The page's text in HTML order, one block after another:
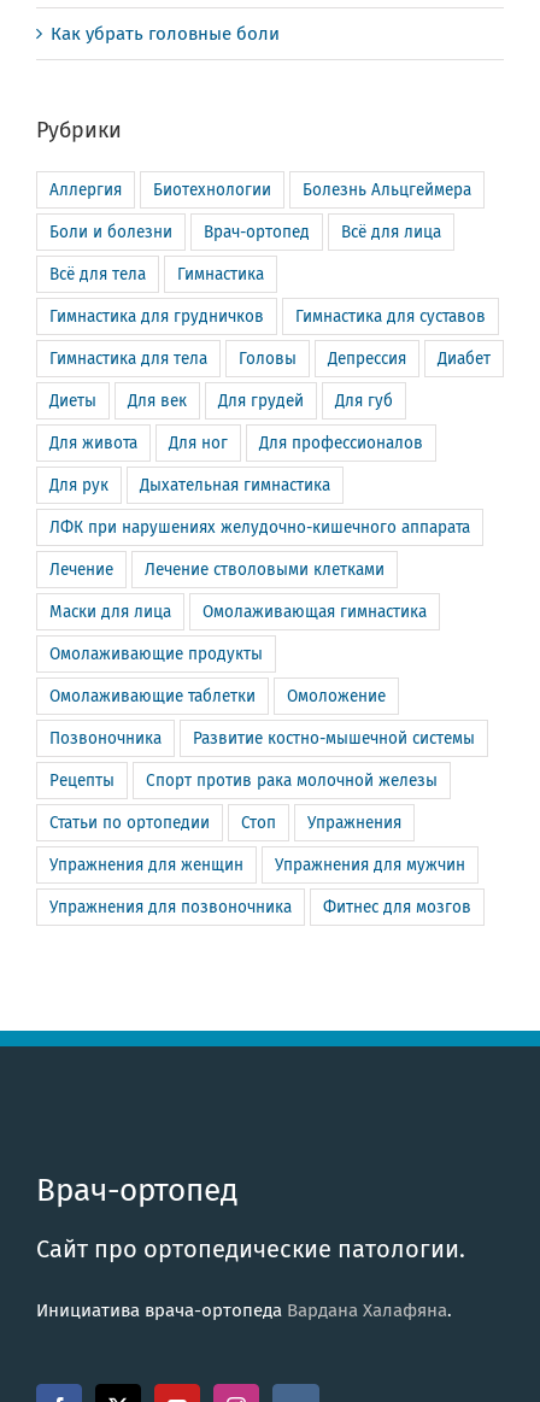
Как убрать головные боли
Рубрики
Аллергия Биотехнологии Болезнь Альцгеймера
Боли и болезни Врач-ортопед Всё для лица
Всё для тела Гимнастика
Гимнастика для грудничков Гимнастика для суставов
Гимнастика для тела Головы Депрессия Диабет
Диеты Для век Для грудей Для губ
Для живота Для ног Для профессионалов
Для рук Дыхательная гимнастика
ЛФК при нарушениях желудочно-кишечного аппарата
Лечение Лечение стволовыми клетками
Маски для лица Омолаживающая гимнастика
Омолаживающие продукты
Омолаживающие таблетки Омоложение
Позвоночника Развитие костно-мышечной системы
Рецепты Спорт против рака молочной железы
Статьи по ортопедии Стоп Упражнения
Упражнения для женщин Упражнения для мужчин
Упражнения для позвоночника Фитнес для мозгов
Врач-ортопед
Сайт про ортопедические патологии.
Инициатива врача-ортопеда Вардана Халафяна.